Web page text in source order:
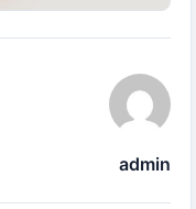
admin